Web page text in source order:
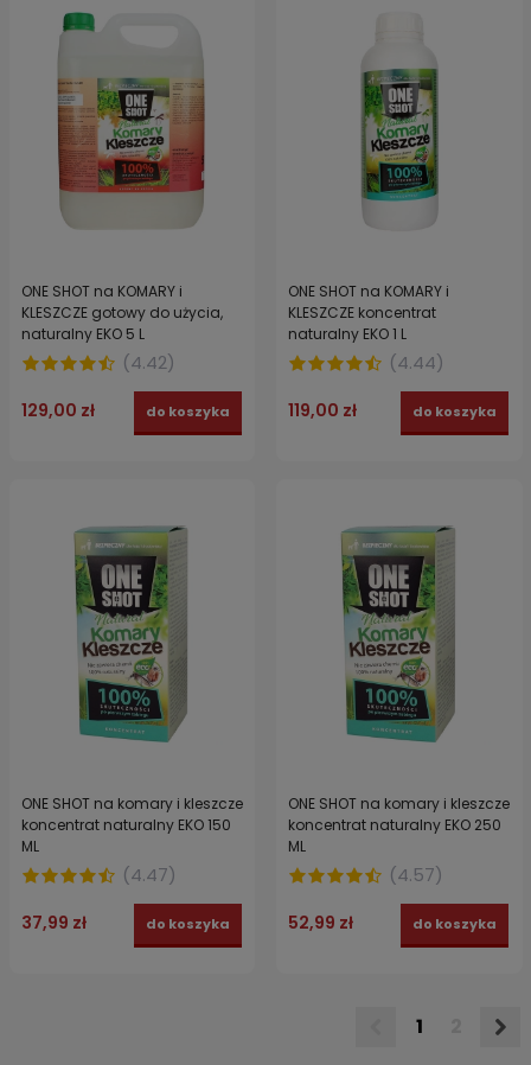
ONE SHOT na KOMARY i
KLESZCZE gotowy do użycia,
naturalny EKO 5 L
(4.42)
129,00 zł do koszyka
ONE SHOT na KOMARY i
KLESZCZE koncentrat
naturalny EKO 1 L
(4.44)
119,00 zł do koszyka
ONE SHOT na komary i kleszcze
koncentrat naturalny EKO 150
ML
(4.47)
37,99 zł do koszyka
ONE SHOT na komary i kleszcze
koncentrat naturalny EKO 250
ML
(4.57)
52,99 zł do koszyka
1